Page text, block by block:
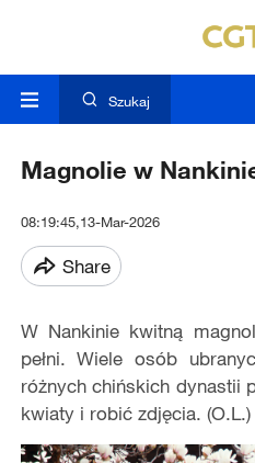
Szukaj
Magnolie w
08:19:45,13-Mar-2026
Share
W Nankinie kwitną
pełni. Wiele osób
różnych chińskich dynastii
kwiaty i robić zdjęcia. (O.L.)